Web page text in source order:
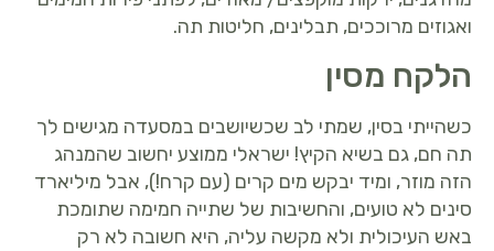
ואגוזים מרוככים, תבלינים, חליטות תה.
הלקח מסין
כשהייתי בסין, שמתי לב שכשיושבים במסעדה מגישים לך
תה חם, גם בשיא הקיץ! ישראלי ממוצע יחשוב שהמנהג
הזה מוזר, ומיד יבקש מים קרים (עם קרח!), אבל מיליארד
סינים לא טועים, והחשיבות של שתייה חמימה שתומכת
באש העיכולית ולא מקשה עליה, היא חשובה לא רק